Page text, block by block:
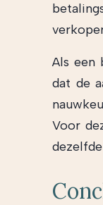
Als een
dat de
Voor